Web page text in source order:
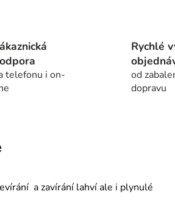
telefonu i on-
Rychlé
od
dopravu
a zavírání lahví ale i plynulé